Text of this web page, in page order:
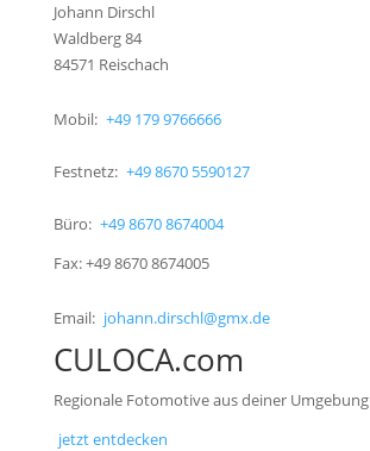
Johann Dirschl
Waldberg 84
84571 Reischach
Mobil: +49 179 9766666
Festnetz: +49 8670 5590127
Büro: +49 8670 8674004
Fax: +49 8670 8674005
Email: johann.dirschl@gmx.de
CULOCA.com
Regionale Fotomotive aus deiner Umgebung
jetzt entdecken